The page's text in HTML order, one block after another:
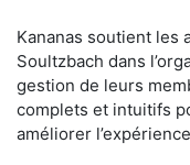
Kananas soutient les
Soultzbach dans
gestion de leurs
complets et intuitifs
améliorer